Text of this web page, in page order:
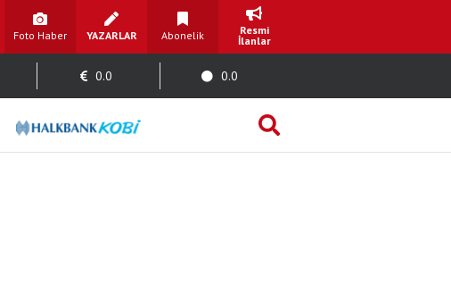
Foto Haber YAZARLAR Abonelik
Resmi
İlanlar
0.0 0.0